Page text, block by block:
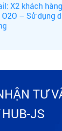
X2 khách
– Sử dụng
TƯ
JS